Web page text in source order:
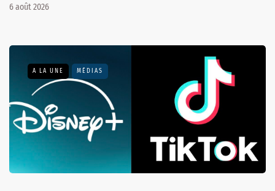
6 août 2026
A LA UNE MÉDIAS